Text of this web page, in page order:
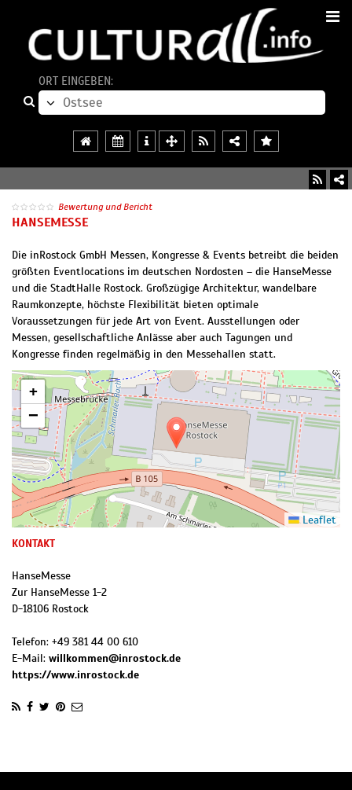
ORT EINGEBEN:
Bewertung und Bericht
HANSEMESSE
Die inRostock GmbH Messen, Kongresse & Events betreibt die beiden
größten Eventlocations im deutschen Nordosten – die HanseMesse
und die StadtHalle Rostock. Großzügige Architektur, wandelbare
Raumkonzepte, höchste Flexibilität bieten optimale
Voraussetzungen für jede Art von Event. Ausstellungen oder
Messen, gesellschaftliche Anlässe aber auch Tagungen und
Kongresse finden regelmäßig in den Messehallen statt.
+
−
Leaflet
KONTAKT
HanseMesse
Zur HanseMesse 1-2
D-18106 Rostock
Telefon: +49 381 44 00 610
E-Mail: willkommen@inrostock.de
https://www.inrostock.de